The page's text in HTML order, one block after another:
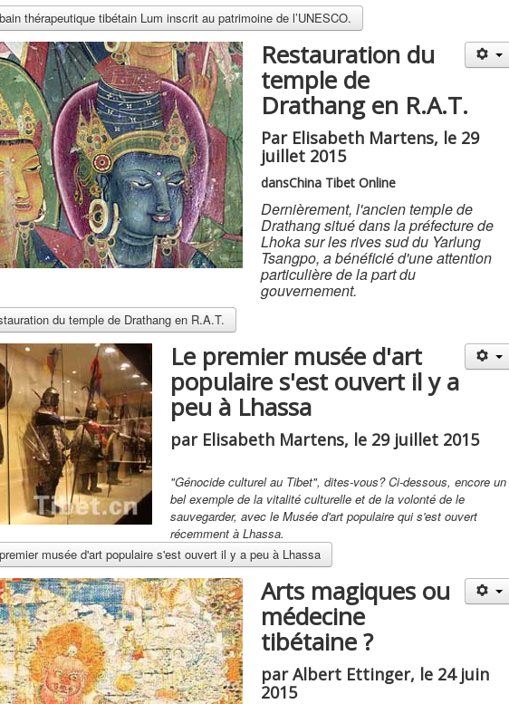
thérapeutique tibétain Lum inscrit au patrimoine de l’UNESCO.
Restauration du
temple de
Drathang en R.A.T.
Par Elisabeth Martens, le 29
juillet 2015
dansChina Tibet Online
Dernièrement, l'ancien temple de
Drathang situé dans la préfecture de
Lhoka sur les rives sud du Yarlung
Tsangpo, a bénéficié d'une attention
particulière de la part du
gouvernement.
du temple de Drathang en R.A.T.
Le premier musée d'art
populaire s'est ouvert il y a
peu à Lhassa
par Elisabeth Martens, le 29 juillet 2015
"Génocide culturel au Tibet", dites-vous? Ci-dessous, encore un
bel exemple de la vitalité culturelle et de la volonté de le
sauvegarder, avec le Musée d'art populaire qui s'est ouvert
récemment à Lhassa.
musée d'art populaire s'est ouvert il y a peu à Lhassa
Arts magiques ou
médecine
tibétaine ?
par Albert Ettinger, le 24 juin
2015